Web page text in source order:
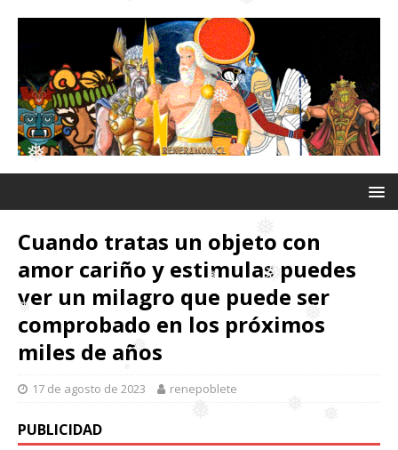
❅
❅
❅
❅
❅
❅
❅
❅
❅
❅
❅
Cuando tratas un objeto con
amor cariño y estimulas puedes
ver un milagro que puede ser
comprobado en los próximos
miles de años
17 de agosto de 2023 renepoblete
PUBLICIDAD